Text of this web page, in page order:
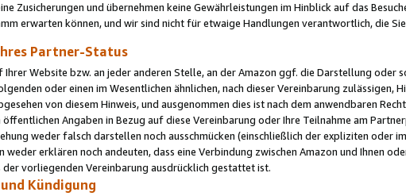
Zusicherungen und übernehmen keine Gewährleistungen im Hinblick auf das
erwarten können, und wir sind nicht für etwaige Handlungen verantwortlich, die
Partner-Status
Ihrer Website bzw. an jeder anderen Stelle, an der Amazon ggf. die Darstellung
oder einen im Wesentlichen ähnlichen, nach dieser Vereinbarung zulässigen,
von diesem Hinweis, und ausgenommen dies ist nach dem anwendbaren
Angaben in Bezug auf diese Vereinbarung oder Ihre Teilnahme am
weder falsch darstellen noch ausschmücken (einschließlich der expliziten oder
weder erklären noch andeuten, dass eine Verbindung zwischen Amazon und Ihnen
der vorliegenden Vereinbarung ausdrücklich gestattet ist.
Kündigung